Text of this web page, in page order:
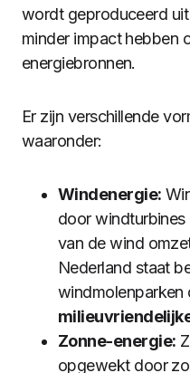
wordt geproduceerd
minder impact hebben
energiebronnen.
Er zijn verschillende
waaronder:
Windenergie:
door windturbines
van de wind
Nederland staat
windmolenparken
Zonne-energie:
opgewekt door